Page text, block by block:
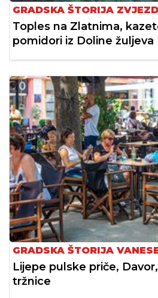
GRADSKA ŠTORIJA
Toples na Zlatnima,
pomidori iz Doline žuljeva
GRADSKA ŠTORIJA
Lijepe pulske priče,
tržnice